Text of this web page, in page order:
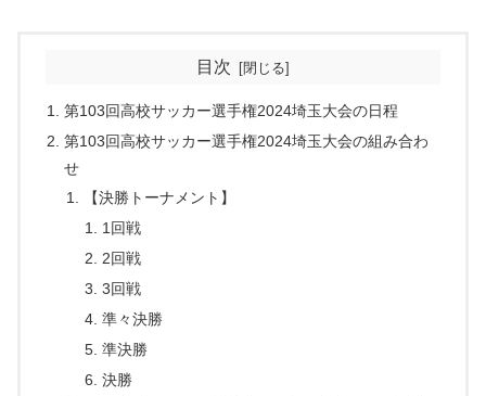
目次
第103回高校サッカー選手権2024埼玉大会の日程
第103回高校サッカー選手権2024埼玉大会の組み合わ
せ
【決勝トーナメント】
1回戦
2回戦
3回戦
準々決勝
準決勝
決勝